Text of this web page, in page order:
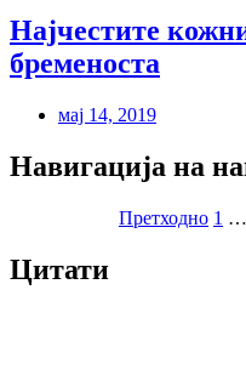
Најчестите
бременоста
мај 14, 2019
Навигација на
Претходно 1 …
Цитати